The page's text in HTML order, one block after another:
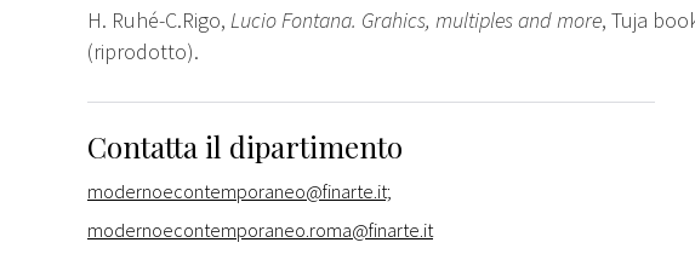
H. Ruhé-C.Rigo, Lucio Fontana. Grahics, multiples and more, Tuja
(riprodotto).
Contatta il dipartimento
modernoecontemporaneo@finarte.it;
modernoecontemporaneo.roma@finarte.it